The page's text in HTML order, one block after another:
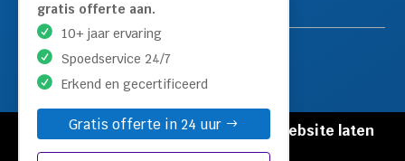
gratis offerte aan.
10+ jaar ervaring
Spoedservice 24/7
Erkend en gecertificeerd
Gratis offerte in 24 uur
© Copyright Loodgieters Kwartier |
Website laten
maken door Flexamedia